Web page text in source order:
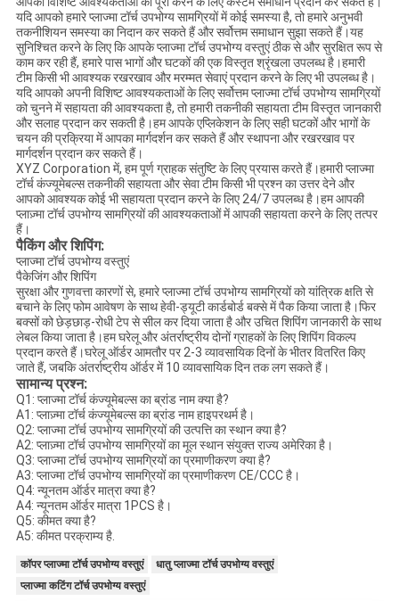
यदि आपको हमारे प्लाज्मा टॉर्च उपभोग्य सामग्रियों में कोई समस्या है, तो हमारे अनुभवी
तकनीशियन समस्या का निदान कर सकते हैं और सर्वोत्तम समाधान सुझा सकते हैं।यह
सुनिश्चित करने के लिए कि आपके प्लाज्मा टॉर्च उपभोग्य वस्तुएं ठीक से और सुरक्षित रूप से
काम कर रही हैं, हमारे पास भागों और घटकों की एक विस्तृत श्रृंखला उपलब्ध है।हमारी
टीम किसी भी आवश्यक रखरखाव और मरम्मत सेवाएं प्रदान करने के लिए भी उपलब्ध है।
यदि आपको अपनी विशिष्ट आवश्यकताओं के लिए सर्वोत्तम प्लाज्मा टॉर्च उपभोग्य सामग्रियों
को चुनने में सहायता की आवश्यकता है, तो हमारी तकनीकी सहायता टीम विस्तृत जानकारी
और सलाह प्रदान कर सकती है।हम आपके एप्लिकेशन के लिए सही घटकों और भागों के
चयन की प्रक्रिया में आपका मार्गदर्शन कर सकते हैं और स्थापना और रखरखाव पर
मार्गदर्शन प्रदान कर सकते हैं।
XYZ Corporation में, हम पूर्ण ग्राहक संतुष्टि के लिए प्रयास करते हैं।हमारी प्लाज्मा
टॉर्च कंज्यूमेबल्स तकनीकी सहायता और सेवा टीम किसी भी प्रश्न का उत्तर देने और
आपको आवश्यक कोई भी सहायता प्रदान करने के लिए 24/7 उपलब्ध है।हम आपकी
प्लाज़्मा टॉर्च उपभोग्य सामग्रियों की आवश्यकताओं में आपकी सहायता करने के लिए तत्पर
हैं।
पैकिंग और शिपिंग:
प्लाज्मा टॉर्च उपभोग्य वस्तुएं
पैकेजिंग और शिपिंग
सुरक्षा और गुणवत्ता कारणों से, हमारे प्लाज्मा टॉर्च उपभोग्य सामग्रियों को यांत्रिक क्षति से
बचाने के लिए फोम आवेषण के साथ हेवी-ड्यूटी कार्डबोर्ड बक्से में पैक किया जाता है।फिर
बक्सों को छेड़छाड़-रोधी टेप से सील कर दिया जाता है और उचित शिपिंग जानकारी के साथ
लेबल किया जाता है।हम घरेलू और अंतर्राष्ट्रीय दोनों ग्राहकों के लिए शिपिंग विकल्प
प्रदान करते हैं।घरेलू ऑर्डर आमतौर पर 2-3 व्यावसायिक दिनों के भीतर वितरित किए
जाते हैं, जबकि अंतर्राष्ट्रीय ऑर्डर में 10 व्यावसायिक दिन तक लग सकते हैं।
सामान्य प्रश्न:
Q1: प्लाज्मा टॉर्च कंज्यूमेबल्स का ब्रांड नाम क्या है?
A1: प्लाज़्मा टॉर्च कंज्यूमेबल्स का ब्रांड नाम हाइपरथर्म है।
Q2: प्लाज्मा टॉर्च उपभोग्य सामग्रियों की उत्पत्ति का स्थान क्या है?
A2: प्लाज़्मा टॉर्च उपभोग्य सामग्रियों का मूल स्थान संयुक्त राज्य अमेरिका है।
Q3: प्लाज्मा टॉर्च उपभोग्य सामग्रियों का प्रमाणीकरण क्या है?
A3: प्लाज्मा टॉर्च उपभोग्य सामग्रियों का प्रमाणीकरण CE/CCC है।
Q4: न्यूनतम ऑर्डर मात्रा क्या है?
A4: न्यूनतम ऑर्डर मात्रा 1PCS है।
Q5: कीमत क्या है?
A5: कीमत परक्राम्य है.
कॉपर प्लाज्मा टॉर्च उपभोग्य वस्तुएं
धातु प्लाज्मा टॉर्च उपभोग्य वस्तुएं
प्लाज्मा कटिंग टॉर्च उपभोग्य वस्तुएं